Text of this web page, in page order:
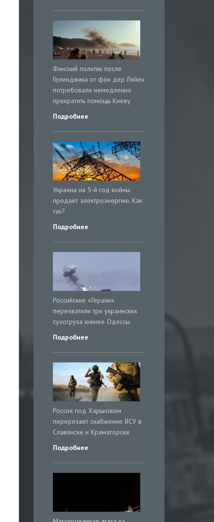
Финский политик после
Геленджика от фон дер Ляйен
потребовали немедленно
прекратить помощь Киеву
Подробнее
Украина на 5-й год войны
продаёт электроэнергию. Как
так?
Подробнее
Российские «Герани»
перехватили три украинских
сухогруза южнее Одессы
Подробнее
Россия под Харьковом
перерезает снабжение ВСУ в
Славянске и Краматорске
Подробнее